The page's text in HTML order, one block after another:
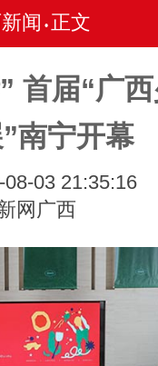
闻 • 正文
首届“广
南宁开幕
03 21:35:16
网广西